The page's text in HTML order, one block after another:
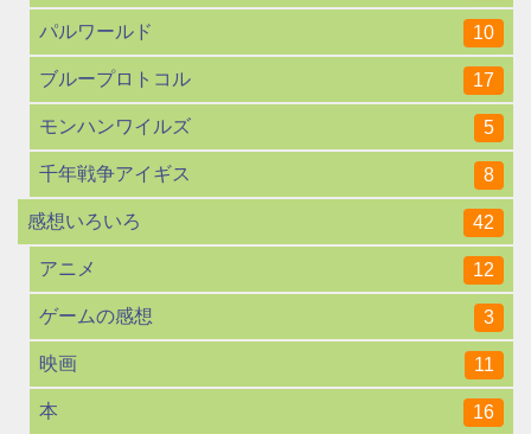
パルワールド 10
ブループロトコル 17
モンハンワイルズ 5
千年戦争アイギス 8
感想いろいろ 42
アニメ 12
ゲームの感想 3
映画 11
本 16